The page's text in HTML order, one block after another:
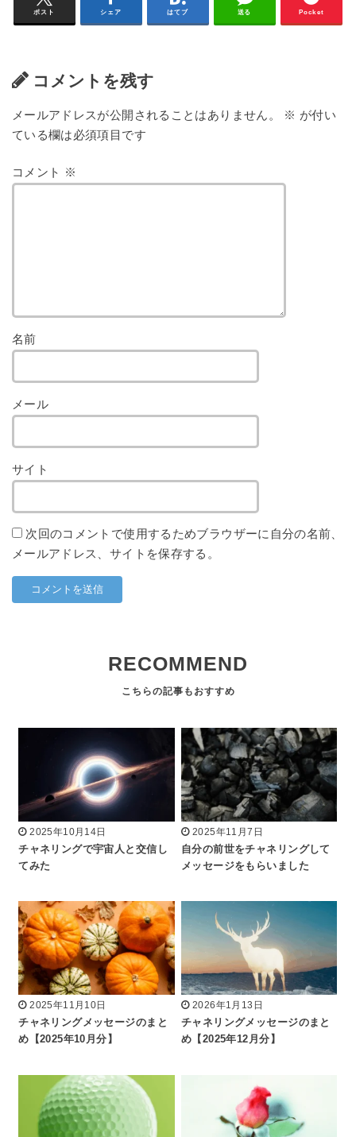
ポスト シェア はてブ 送る Pocket
コメントを残す
メールアドレスが公開されることはありません。 ※ が付い
ている欄は必須項目です
コメント ※
名前
メール
サイト
次回のコメントで使用するためブラウザーに自分の名前、
メールアドレス、サイトを保存する。
RECOMMEND
2025年10月14日
チャネリングで宇宙人と交信し
てみた
2025年11月7日
自分の前世をチャネリングして
メッセージをもらいました
2025年11月10日
チャネリングメッセージのまと
め【2025年10月分】
2026年1月13日
チャネリングメッセージのまと
め【2025年12月分】